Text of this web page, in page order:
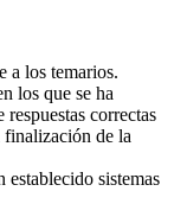
a los temarios.
los que se ha
correctas
finalización de la
establecido sistemas